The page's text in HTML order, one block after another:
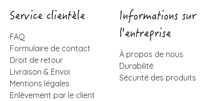
Service clientèle
FAQ
Formulaire de contact
Droit de retour
Livraison & Envoi
Mentions légales
Enlèvement par le client
Informations sur
l'entreprise
À propos de nous
Durabilité
Sécurité des produits